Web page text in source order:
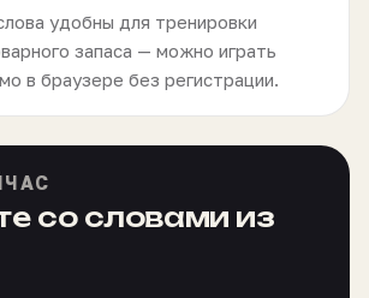
удобны для тренировки
запаса — можно играть
в браузере без регистрации.
со словами из